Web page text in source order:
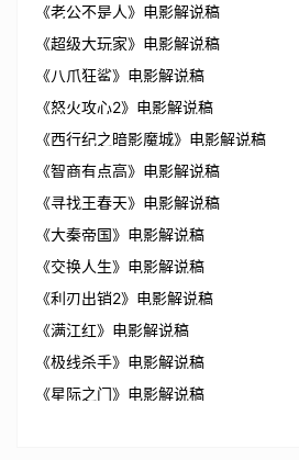
《老公不是人》电影解说稿
《超级大玩家》电影解说稿
《八爪狂鲨》电影解说稿
《怒火攻心2》电影解说稿
《西行纪之暗影魔城》电影解说稿
《智商有点高》电影解说稿
《寻找王春天》电影解说稿
《大秦帝国》电影解说稿
《交换人生》电影解说稿
《利刃出销2》电影解说稿
《满江红》电影解说稿
《极线杀手》电影解说稿
《星际之门》电影解说稿